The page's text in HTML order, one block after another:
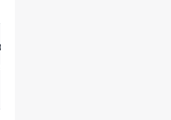
Disons Demain
pour activer le